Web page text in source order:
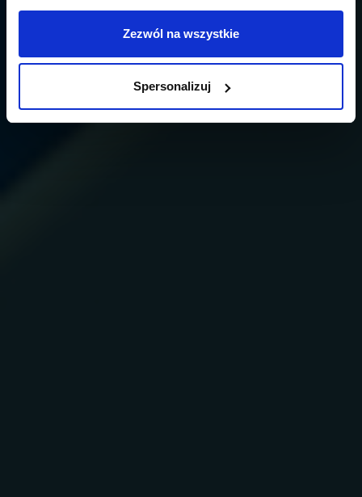
Zezwól na wszystkie
Spersonalizuj